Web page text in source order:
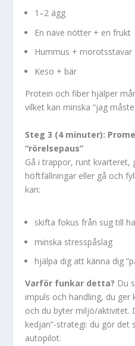
1–2 ägg
En näve nötter + en frukt
Hummus + morotsstavar
Keso + bär
Protein och fiber hjälper
vilket kan minska “jag
Steg 3 (4 minuter):
“rörelsepaus”
Gå i trappor, runt kvarteret,
höftfällningar eller gå och
kan:
skifta fokus från sug till
minska stresspåslag
hjälpa dig att känna dig
Varför funkar detta? Du
impuls och handling, du
och du byter miljö/aktivitet.
kedjan”-strategi: du gör
autopilot.